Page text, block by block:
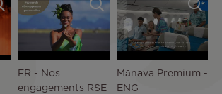
FR - Nos
engagements RSE
Mānava Premium -
ENG